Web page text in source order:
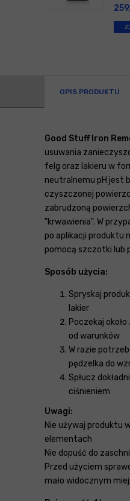
OPIS PRODUKTU
Good Stuff Iron
usuwania
felg oraz lakieru w
neutralnemu pH jest
czyszczonej
zabrudzoną
"krwawienia". W
po aplikacji produktu
pomocą szczotki lub
Sposób użycia:
Spryskaj
lakier
Poczekaj
od warunków
W razie
pędzelka do
Spłucz
ciśnieniem
Uwagi:
Nie używaj produktu
elementach
Nie dopuść do
Przed użyciem
mało widocznym